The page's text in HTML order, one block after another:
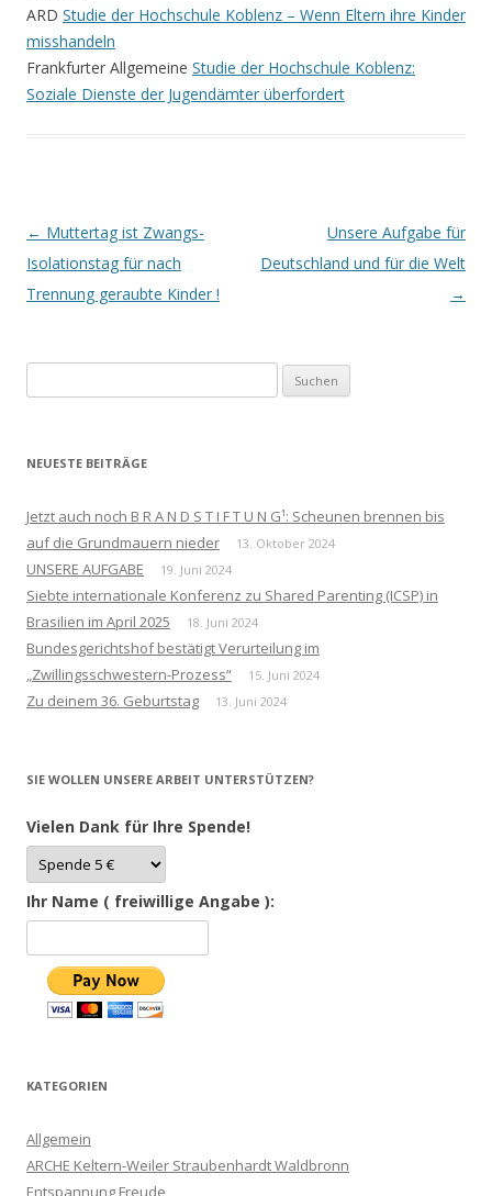
ARD Studie der Hochschule Koblenz – Wenn Eltern ihre Kinder
misshandeln
Frankfurter Allgemeine Studie der Hochschule Koblenz:
Soziale Dienste der Jugendämter überfordert
Beitrags-
Navigation
← Muttertag ist Zwangs-
Isolationstag für nach
Trennung geraubte Kinder !
Unsere Aufgabe für
Deutschland und für die Welt
→
nach:
NEUESTE BEITRÄGE
Jetzt auch noch B R A N D S T I F T U N G¹: Scheunen brennen bis
auf die Grundmauern nieder
13. Oktober 2024
UNSERE AUFGABE 19. Juni 2024
Siebte internationale Konferenz zu Shared Parenting (ICSP) in
Brasilien im April 2025
18. Juni 2024
Bundesgerichtshof bestätigt Verurteilung im
„Zwillingsschwestern-Prozess“
15. Juni 2024
Zu deinem 36. Geburtstag 13. Juni 2024
SIE WOLLEN UNSERE ARBEIT UNTERSTÜTZEN?
Vielen Dank für Ihre Spende!
Ihr Name ( freiwillige Angabe ):
KATEGORIEN
Allgemein
ARCHE Keltern-Weiler Straubenhardt Waldbronn
Entspannung Freude